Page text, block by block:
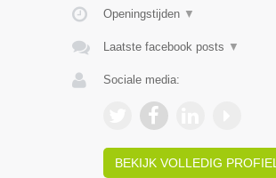
Openingstijden ▼
Laatste facebook posts ▼
Sociale media:
BEKIJK VOLLEDIG PROFIEL